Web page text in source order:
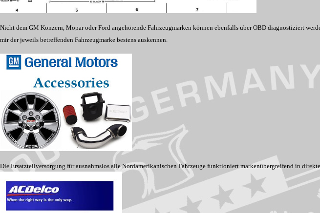
Nicht dem GM Konzern, Mopar oder Ford angehörende Fahrzeugmarken können ebenfalls über OBD diagnostiziert
mir der jeweils betreffenden Fahrzeugmarke bestens auskennen.
Die Ersatzteilversorgung für ausnahmslos alle Nordamerikanischen Fahrzeuge funktioniert markenübergreifend in